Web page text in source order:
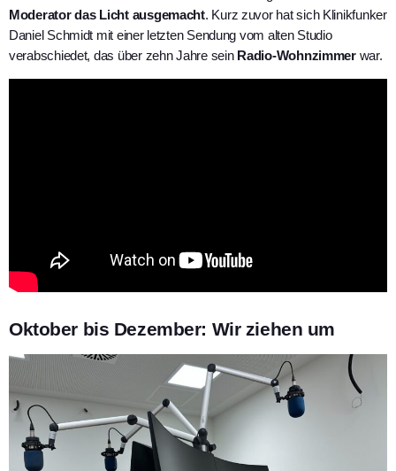
Moderator das Licht ausgemacht. Kurz zuvor hat sich Klinikfunker
Daniel Schmidt mit einer letzten Sendung vom alten Studio
verabschiedet, das über zehn Jahre sein Radio-Wohnzimmerwar.
Oktober bis Dezember: Wir ziehen um